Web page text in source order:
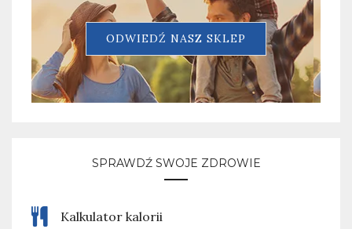
ODWIEDŹ NASZ SKLEP
SPRAWDŹ SWOJE ZDROWIE
Kalkulator kalorii